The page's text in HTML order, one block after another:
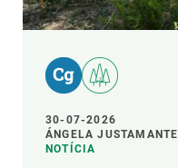
30-07-2026
ÁNGELA JUSTAMANTE
NOTÍCIA